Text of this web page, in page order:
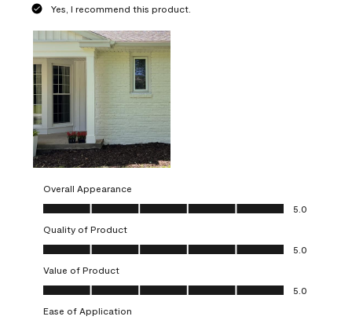
Yes, I recommend this product.
Overall Appearance
Overall Appearance, 5.0 out of 5
5.0
Quality of Product
Quality of Product, 5.0 out of 5
5.0
Value of Product
Value of Product, 5.0 out of 5
5.0
Ease of Application